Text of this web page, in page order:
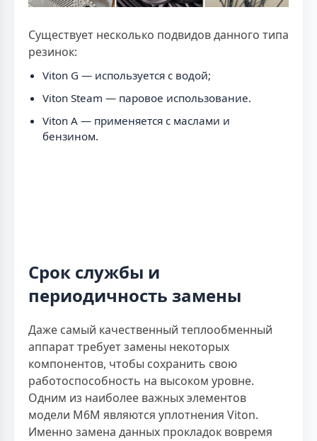
Существует несколько подвидов данного типа
резинок:
Viton G — используется с водой;
Viton Steam — паровое использование.
Viton A — применяется с маслами и
бензином.
Срок службы и
периодичность замены
Даже самый качественный теплообменный
аппарат требует замены некоторых
компонентов, чтобы сохранить свою
работоспособность на высоком уровне.
Одним из наиболее важных элементов
модели М6М являются уплотнения Viton.
Именно замена данных прокладок вовремя